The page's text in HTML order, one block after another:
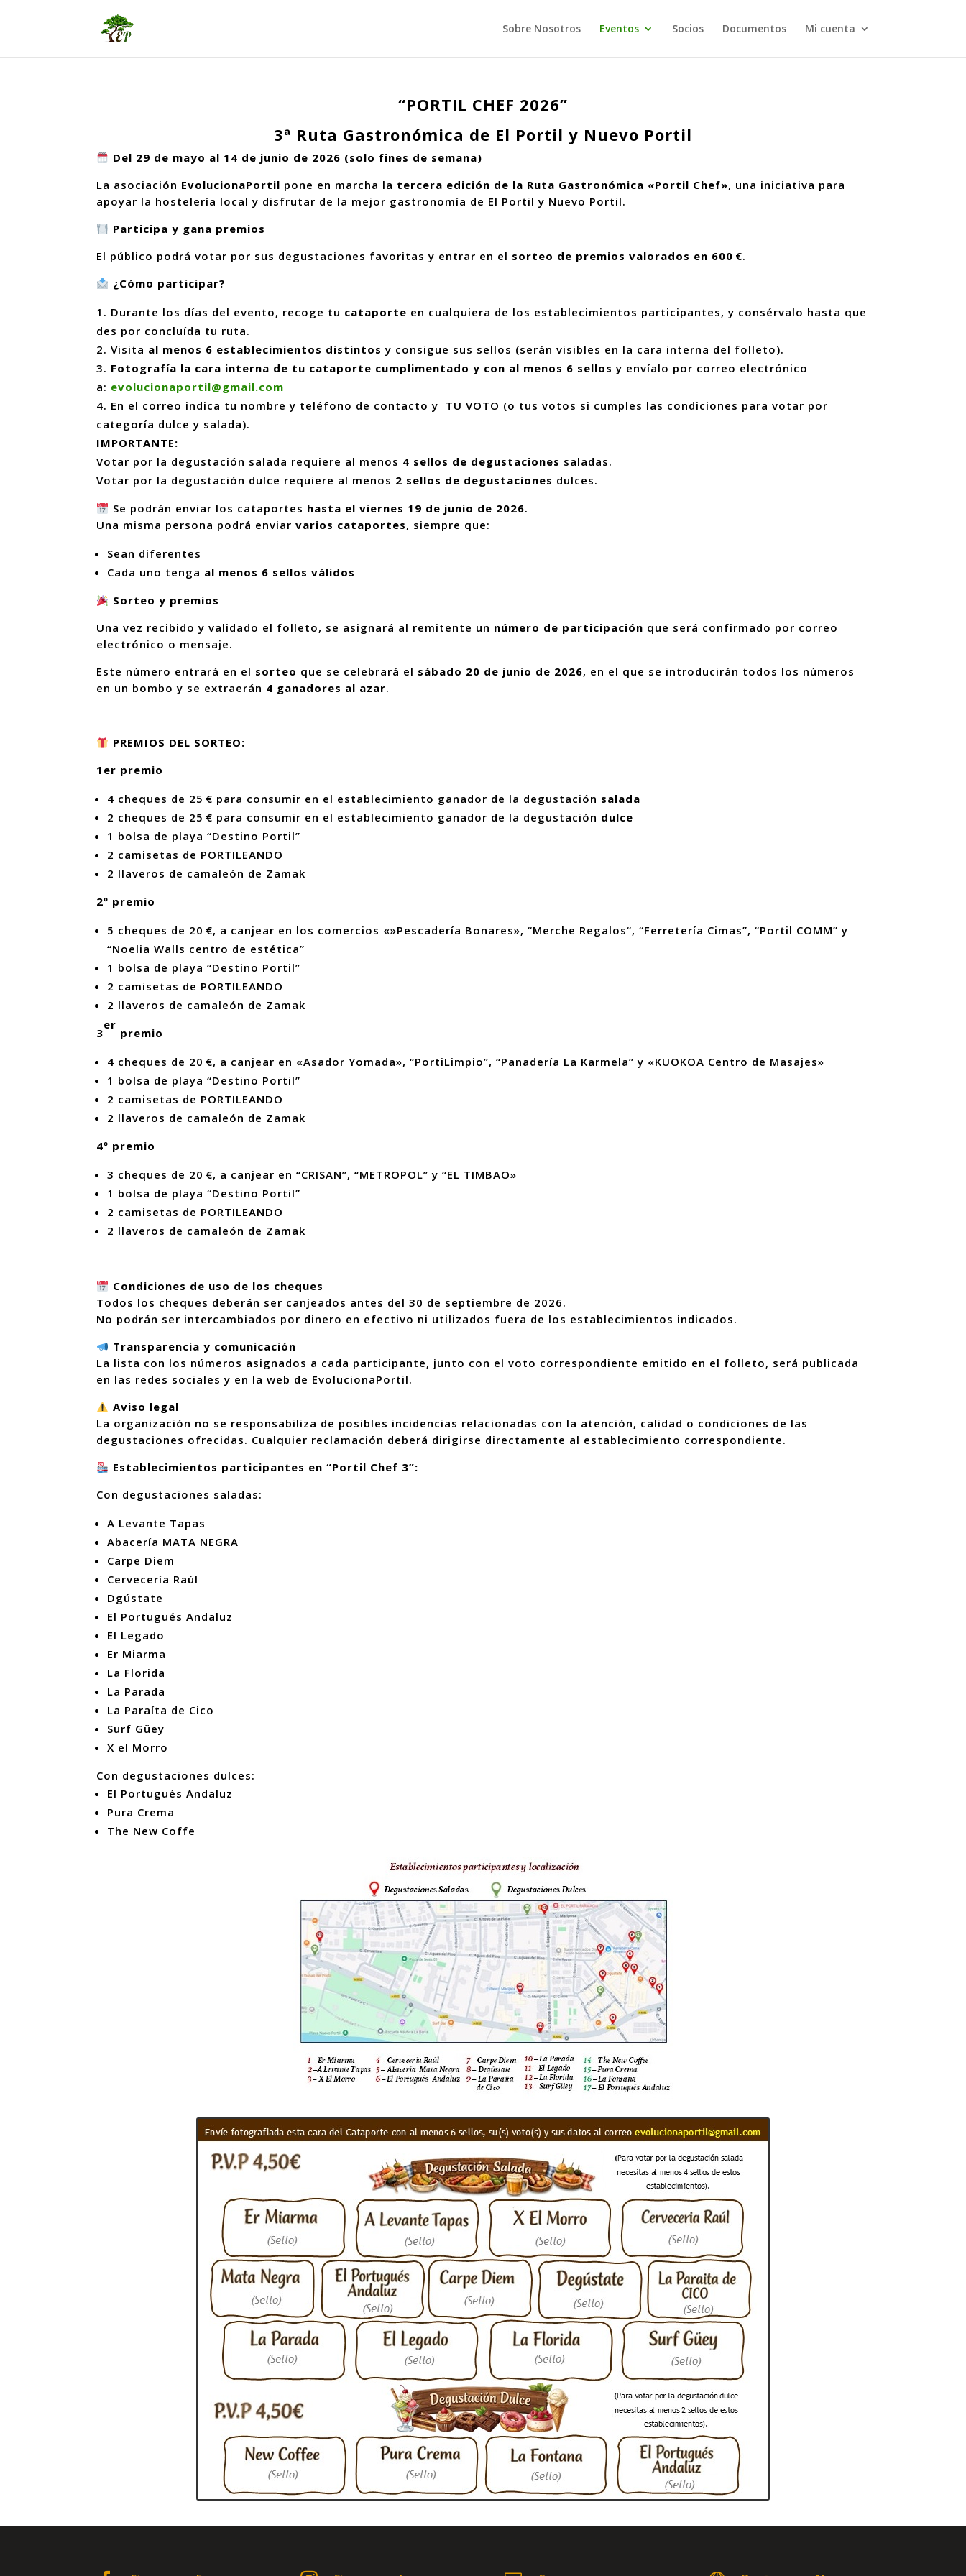
Sobre Nosotros Eventos Socios Documentos Mi cuenta
“PORTIL CHEF 2026”
3ª Ruta Gastronómica de El Portil y Nuevo Portil
Del 29 de mayo al 14 de junio de 2026 (solo fines de semana)
La asociación EvolucionaPortil pone en marcha la tercera edición de la Ruta Gastronómica «Portil Chef», una iniciativa para
apoyar la hostelería local y disfrutar de la mejor gastronomía de El Portil y Nuevo Portil.
Participa y gana premios
El público podrá votar por sus degustaciones favoritas y entrar en el sorteo de premios valorados en 600 €.
¿Cómo participar?
Durante los días del evento, recoge tu cataporte en cualquiera de los establecimientos participantes, y consérvalo hasta que
des por concluída tu ruta.
Visita al menos 6 establecimientos distintos y consigue sus sellos (serán visibles en la cara interna del folleto).
Fotografía la cara interna de tu cataporte cumplimentado y con al menos 6 sellos y envíalo por correo electrónico
a: evolucionaportil@gmail.com
En el correo indica tu nombre y teléfono de contacto y TU VOTO (o tus votos si cumples las condiciones para votar por
categoría dulce y salada).
IMPORTANTE:
Votar por la degustación salada requiere al menos 4 sellos de degustaciones saladas.
Votar por la degustación dulce requiere al menos 2 sellos de degustaciones dulces.
Se podrán enviar los cataportes hasta el viernes 19 de junio de 2026.
Una misma persona podrá enviarvarios cataportes, siempre que:
Sean diferentes
Cada uno tenga al menos 6 sellos válidos
Sorteo y premios
Una vez recibido y validado el folleto, se asignará al remitente un número de participación que será confirmado por correo
electrónico o mensaje.
Este número entrará en el sorteo que se celebrará el sábado 20 de junio de 2026, en el que se introducirán todos los números
en un bombo y se extraerán 4 ganadores al azar.
PREMIOS DEL SORTEO:
1er premio
4 cheques de 25 € para consumir en el establecimiento ganador de la degustación salada
2 cheques de 25 € para consumir en el establecimiento ganador de la degustación dulce
1 bolsa de playa “Destino Portil”
2 camisetas de PORTILEANDO
2 llaveros de camaleón de Zamak
2º premio
5 cheques de 20 €, a canjear en los comercios «»Pescadería Bonares», “Merche Regalos“, “Ferretería Cimas”, “Portil COMM” y
“Noelia Walls centro de estética”
1 bolsa de playa “Destino Portil”
2 camisetas de PORTILEANDO
2 llaveros de camaleón de Zamak
3
er
premio
4 cheques de 20 €, a canjear en «Asador Yomada», “PortiLimpio”, “Panadería La Karmela” y «KUOKOA Centro de Masajes»
1 bolsa de playa “Destino Portil”
2 camisetas de PORTILEANDO
2 llaveros de camaleón de Zamak
4º premio
3 cheques de 20 €, a canjear en “CRISAN”, “METROPOL” y “EL TIMBAO»
1 bolsa de playa “Destino Portil”
2 camisetas de PORTILEANDO
2 llaveros de camaleón de Zamak
Condiciones de uso de los cheques
Todos los cheques deberán ser canjeados antes del 30 de septiembre de 2026.
No podrán ser intercambiados por dinero en efectivo ni utilizados fuera de los establecimientos indicados.
Transparencia y comunicación
La lista con los números asignados a cada participante, junto con el voto correspondiente emitido en el folleto, será publicada
en las redes sociales y en la web de EvolucionaPortil.
Aviso legal
La organización no se responsabiliza de posibles incidencias relacionadas con la atención, calidad o condiciones de las
degustaciones ofrecidas. Cualquier reclamación deberá dirigirse directamente al establecimiento correspondiente.
Establecimientos participantes en “Portil Chef 3”:
Con degustaciones saladas:
A Levante Tapas
Abacería MATA NEGRA
Carpe Diem
Cervecería Raúl
Dgústate
El Portugués Andaluz
El Legado
Er Miarma
La Florida
La Parada
La Paraíta de Cico
Surf Güey
X el Morro
Con degustaciones dulces:
El Portugués Andaluz
Pura Crema
The New Coffe